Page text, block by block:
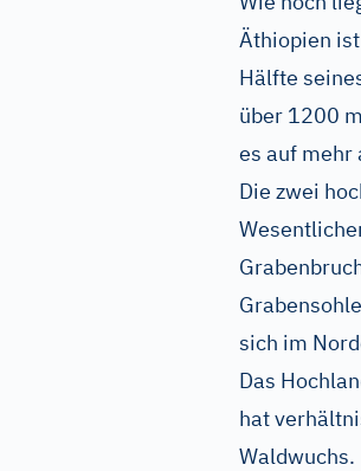
Äthiopien
Hälfte
über 1200
es auf mehr
Die zwei
sich im
Das
hat
Waldwuchs.